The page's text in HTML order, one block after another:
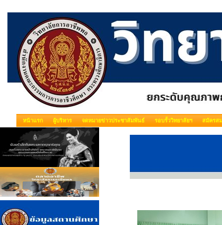
หน้าแรก ผู้บริหาร จดหมายข่าวประชาสัมพันธ์ รอบรั้ววิทยาลัยฯ สมัครส